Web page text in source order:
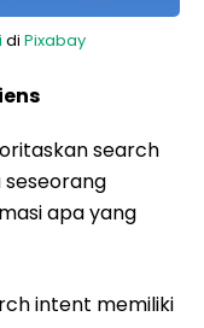
di Pixabay
search
seseorang
apa yang
intent memiliki